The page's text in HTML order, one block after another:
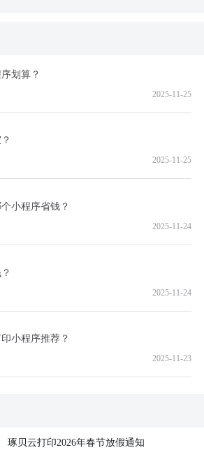
划算？
2025-11-25
2025-11-25
小程序省钱？
2025-11-24
2025-11-24
小程序推荐？
2025-11-23
琢贝云打印2026年春节放假通知